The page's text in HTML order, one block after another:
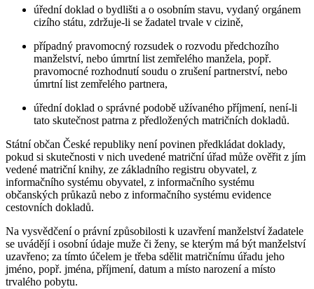
úřední doklad o bydlišti a o osobním stavu, vydaný orgánem
cizího státu, zdržuje-li se žadatel trvale v cizině,
případný pravomocný rozsudek o rozvodu předchozího
manželství, nebo úmrtní list zemřelého manžela, popř.
pravomocné rozhodnutí soudu o zrušení partnerství, nebo
úmrtní list zemřelého partnera,
úřední doklad o správné podobě užívaného příjmení, není-li
tato skutečnost patrna z předložených matričních dokladů.
Státní občan České republiky není povinen předkládat doklady,
pokud si skutečnosti v nich uvedené matriční úřad může ověřit z jím
vedené matriční knihy, ze základního registru obyvatel, z
informačního systému obyvatel, z informačního systému
občanských průkazů nebo z informačního systému evidence
cestovních dokladů.
Na vysvědčení o právní způsobilosti k uzavření manželství žadatele
se uvádějí i osobní údaje muže či ženy, se kterým má být manželství
uzavřeno; za tímto účelem je třeba sdělit matričnímu úřadu jeho
jméno, popř. jména, příjmení, datum a místo narození a místo
trvalého pobytu.